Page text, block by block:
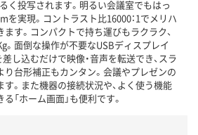
く投写されます。明るい会議室でもはっ
を実現。コントラスト比16000：1でメリハ
す。コンパクトで持ち運びもラクラク、
。面倒な操作が不要なUSBディスプレイ
し込むだけで映像・音声を転送でき、スラ
台形補正もカンタン。会議やプレゼンの
。また機器の接続状況や、よく使う機能
「ホーム画面」も便利です。